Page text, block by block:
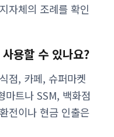
자체의 조례를 확인
용할 수 있나요?
점, 카페, 슈퍼마켓
마트나 SSM, 백화점
전이나 현금 인출은